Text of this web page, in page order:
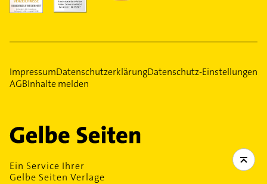
ImpressumDatenschutzerklärungDatenschutz-Einstellungen
AGBInhalte melden
Ein Service Ihrer
Gelbe Seiten Verlage